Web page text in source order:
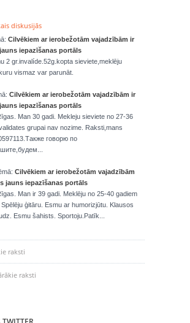
diskusijās
Cilvēkiem ar ierobežotām vajadzībām ir
iepazīšanas portāls
2 gr.invalíde.52g.kopta sieviete,meklēju
vismaz var parunāt.
Cilvēkiem ar ierobežotām vajadzībām ir
iepazīšanas portāls
Man 30 gadi. Mekleju sieviete no 27-36
grupai nav nozime. Raksti,mans
говорю по
Cilvēkiem ar ierobežotām vajadzībām
jauns iepazīšanas portāls
Man ir 39 gadi. Meklēju no 25-40 gadiem
ģitāru. Esmu ar humorizjūtu. Klausos
Esmu šahists. Sportoju.Patīk...
raksti
raksti